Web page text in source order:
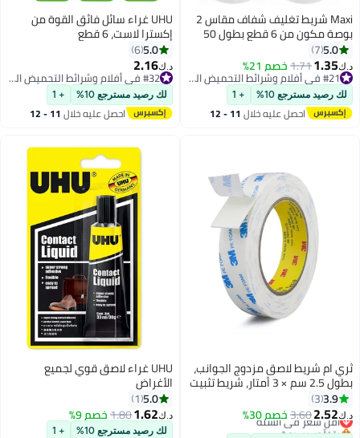
#21 في أفلام وشرائط التحميض الجاف
#21 في أفلام وشرائط التحميض الجاف
UHU غراء سائل فائق القوة من
إكسترا لاست، 6 قطع
5.0
د.ك‏ 2.16
#32 في أفلام وشرائط التحميض الجاف
#32 في أفلام وشرائط التحميض الجاف لك رصيد مسترجع 10%
احصل عليه خلال
UHU غراء لاصق قوي لجميع
الأغراض
5.0
د.ك‏1.62
1.80خصم 9%
لك رصيد مسترجع 10%